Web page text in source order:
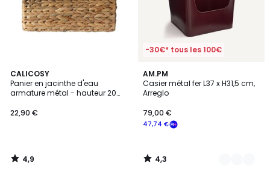
CALICOSY
Panier en jacinthe d'eau
armature métal - hauteur 20
22,90 €
4,9
/ 5
4,9
/
-30€* tous les 100€
AM.PM
Casier métal fer L37 x H31,5 cm,
Arreglo
47,74 €
79,00 €
4,3
/ 5
5
Couleurs
4,3
/